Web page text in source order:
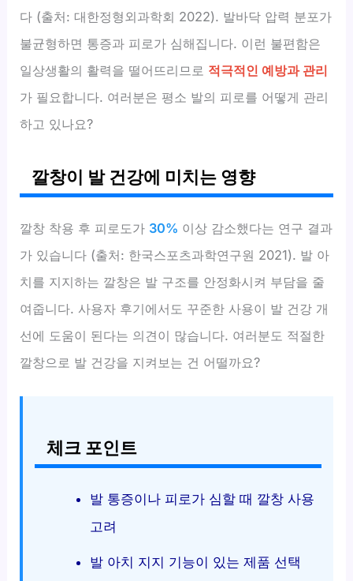
다 (출처: 대한정형외과학회 2022). 발바닥 압력 분포가
불균형하면 통증과 피로가 심해집니다. 이런 불편함은
일상생활의 활력을 떨어뜨리므로 적극적인 예방과 관리
가 필요합니다. 여러분은 평소 발의 피로를 어떻게 관리
하고 있나요?
깔창이 발 건강에 미치는 영향
깔창 착용 후 피로도가 30% 이상 감소했다는 연구 결과
가 있습니다 (출처: 한국스포츠과학연구원 2021). 발 아
치를 지지하는 깔창은 발 구조를 안정화시켜 부담을 줄
여줍니다. 사용자 후기에서도 꾸준한 사용이 발 건강 개
선에 도움이 된다는 의견이 많습니다. 여러분도 적절한
깔창으로 발 건강을 지켜보는 건 어떨까요?
체크 포인트
발 통증이나 피로가 심할 때 깔창 사용
고려
발 아치 지지 기능이 있는 제품 선택